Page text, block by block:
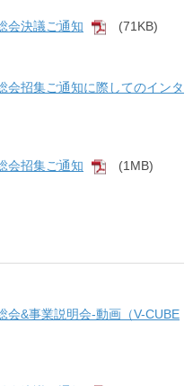
会決議ご通知
[PDF]
(71KB)
会招集ご通知に際してのインタ
会招集ご通知
[PDF]
(1MB)
会&事業説明会-動画（V-CUBE